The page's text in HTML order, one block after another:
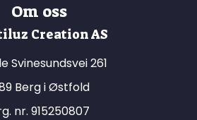
Om oss
Creation AS
Svinesundsvei 261
Berg i Østfold
nr. 915250807